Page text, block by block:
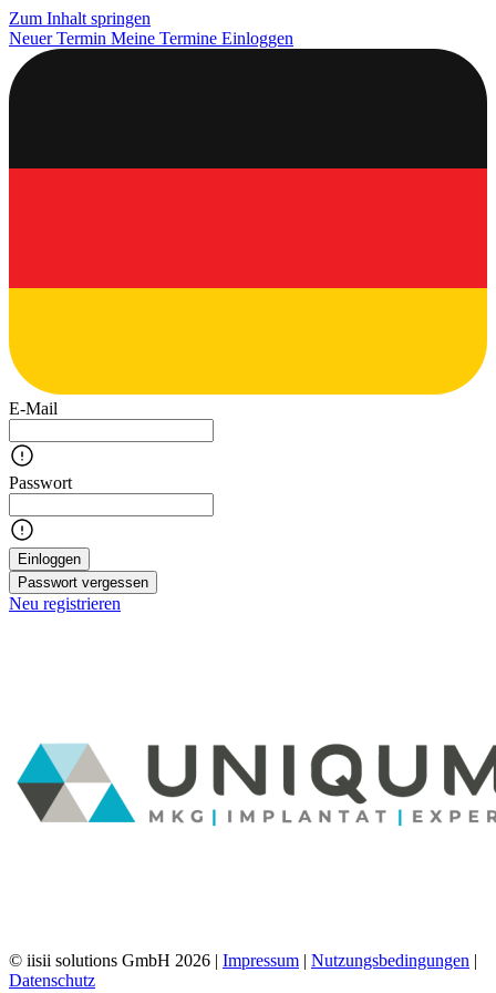
Zum Inhalt springen
Neuer Termin Meine Termine Einloggen
E-Mail
Passwort
Einloggen
Passwort vergessen
Neu registrieren
© iisii solutions GmbH 2026 | Impressum | Nutzungsbedingungen |
Datenschutz